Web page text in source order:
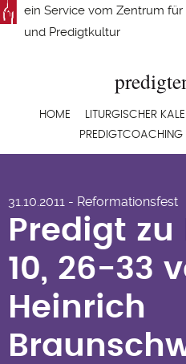
Direkt
zum
ein Service vom Zentrum für
und Predigtkultur
HOME LITURGISCHER
PREDIGTCOACHING
10, 26-33
Heinrich
31.10.2011 - Reformationsfest
Predigt
10, 26-33
Heinrich